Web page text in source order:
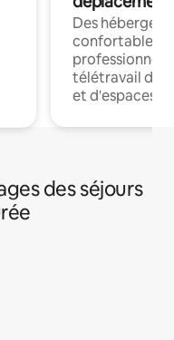
Des
confortables
professionnels
télétravail
et d'espaces
des séjours